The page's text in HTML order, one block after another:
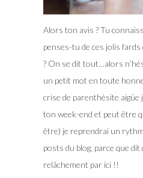
Alors ton avis ? Tu
penses-tu de ces jolis
? On se dit tout…alors
un petit mot en toute
crise de parenthèsite
ton week-end et peut être
être) je reprendrai un
posts du blog, parce que dit
relâchement par ici !!